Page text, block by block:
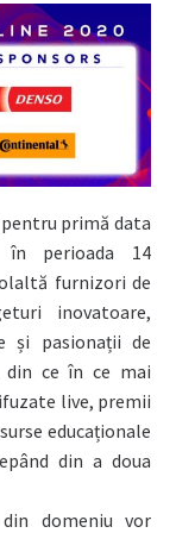
primă data
perioada 14
furnizori de
inovatoare,
și pasionații de
ce în ce mai
live, premii
educaționale
din a doua
domeniu vor